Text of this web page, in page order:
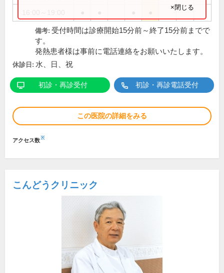
×閉じる
備考: 受付時間は診療開始15分前～終了15分前までで
す。
発熱患者様は事前に電話連絡をお願いいたします。
休診日: 水、日、祝
初診・再診受付 初診・再診電話受付
この医院の詳細をみる
アクセス数※
こんどうクリニック